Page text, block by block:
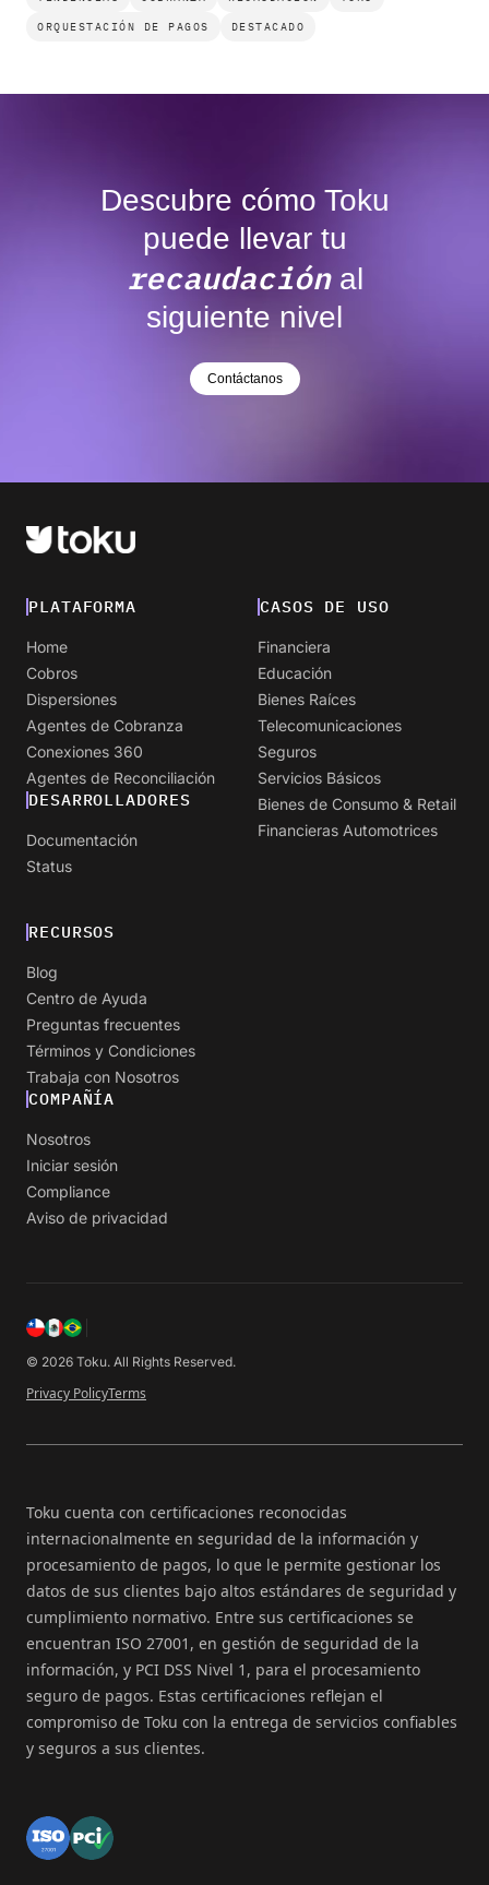
ORQUESTACIÓN DE PAGOS DESTACADO
Descubre cómo Toku
puede llevar tu
recaudaciónal
siguiente nivel
Contáctanos
PLATAFORMA
Home
Cobros
Dispersiones
Agentes de Cobranza
Conexiones 360
Agentes de Reconciliación
DESARROLLADORES
Documentación
Status
CASOS DE USO
Financiera
Educación
Bienes Raíces
Telecomunicaciones
Seguros
Servicios Básicos
Bienes de Consumo & Retail
Financieras Automotrices
RECURSOS
Blog
Centro de Ayuda
Preguntas frecuentes
Términos y Condiciones
Trabaja con Nosotros
COMPAÑÍA
Nosotros
Iniciar sesión
Compliance
Aviso de privacidad
© 2026 Toku. All Rights Reserved.
Privacy PolicyTerms
Toku cuenta con certificaciones reconocidas
internacionalmente en seguridad de la información y
procesamiento de pagos, lo que le permite gestionar los
datos de sus clientes bajo altos estándares de seguridad y
cumplimiento normativo. Entre sus certificaciones se
encuentran ISO 27001, en gestión de seguridad de la
información, y PCI DSS Nivel 1, para el procesamiento
seguro de pagos. Estas certificaciones reflejan el
compromiso de Toku con la entrega de servicios confiables
y seguros a sus clientes.